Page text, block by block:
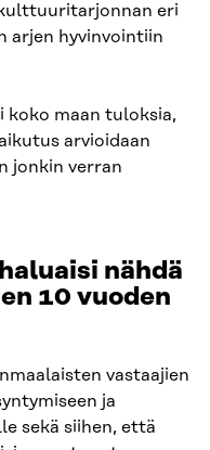
eri
arjen hyvinvointiin
koko maan tuloksia,
arvioidaan
jonkin verran
nähdä
10 vuoden
vastaajien
ja
sekä siihen, että